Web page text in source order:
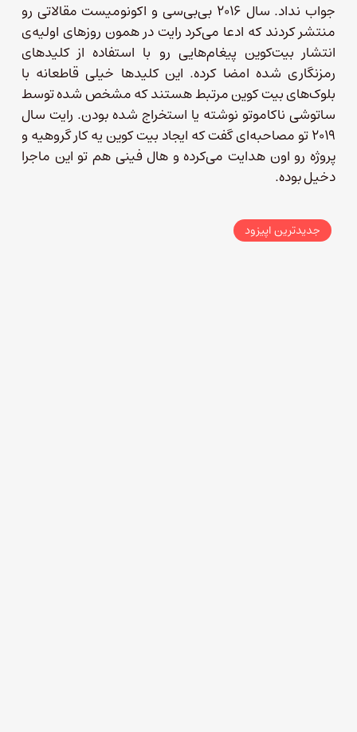
جواب نداد. سال ۲۰۱۶ بی‌بی‌سی و اکونومیست مقالاتی رو
منتشر کردند که ادعا می‌کرد رایت در همون روزهای اولیه‌ی
انتشار بیت‌کوین پیغام‌هایی رو با استفاده از کلیدهای
رمزنگاری‌ شده امضا کرده. این کلیدها خیلی قاطعانه با
بلوک‌های بیت کوین مرتبط هستند که مشخص شده توسط
ساتوشی ناکاموتو نوشته یا استخراج شده بودن. رایت سال
۲۰۱۹ تو مصاحبه‌ای گفت که ایجاد بیت کوین یه کار گروهیه و
پروژه رو اون هدایت می‌کرده و هال فینی هم تو این ماجرا
دخیل بوده.
جدیدترین اپیزود